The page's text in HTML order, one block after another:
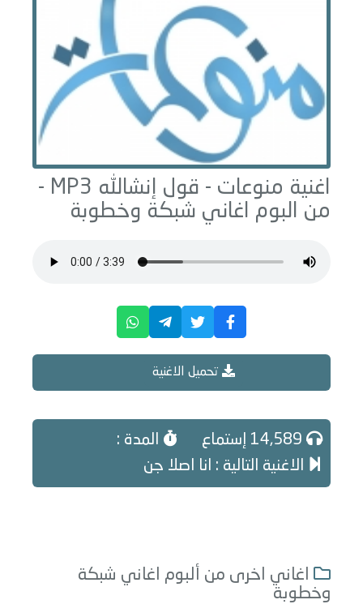
اغنية منوعات - قول إنشالله
MP3 -
من البوم اغاني شبكة وخطوبة
تحميل الاغنية
المدة :
الاغنية التالية : انا اصلا جن
اغاني اخرى من ألبوم اغاني شبكة
وخطوبة